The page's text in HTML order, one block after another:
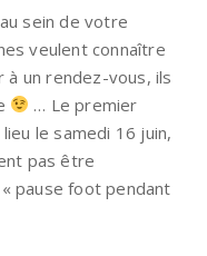
sein de votre
veulent connaître
un rendez-vous, ils
… Le premier
le samedi 16 juin,
pas être
pause foot pendant